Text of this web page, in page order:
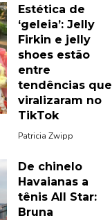
Estética de
‘geleia’: Jelly
Firkin e jelly
shoes estão
entre
tendências que
viralizaram no
TikTok
Patricia Zwipp
De chinelo
Havaianas a
tênis All Star:
Bruna